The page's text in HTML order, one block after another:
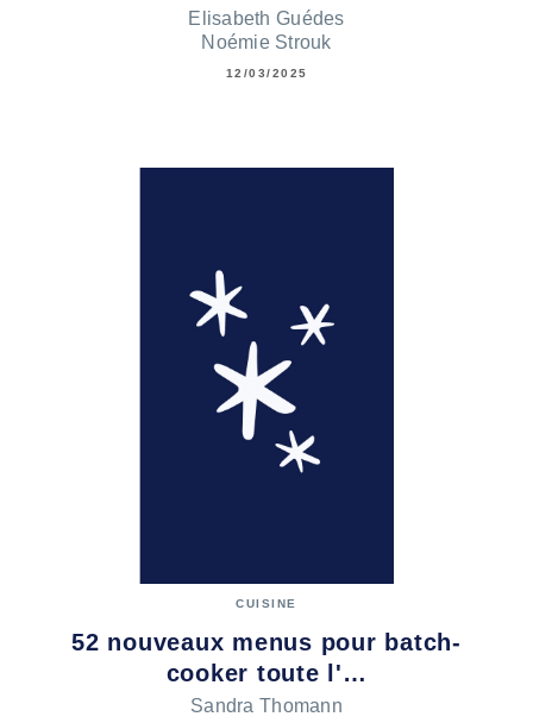
Elisabeth Guédes
Noémie Strouk
12/03/2025
CUISINE
52 nouveaux menus pour batch-
cooker toute l'…
Sandra Thomann